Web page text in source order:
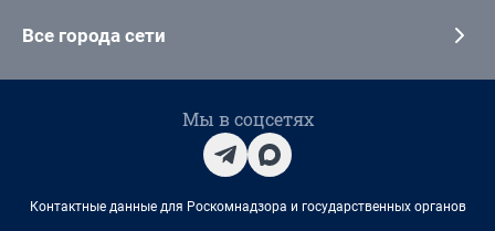
Все города сети
Мы в соцсетях
Контактные данные для Роскомнадзора и государственных органов